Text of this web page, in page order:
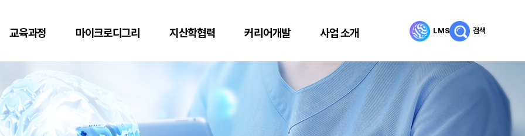
교육과정 마이크로디그리 지산학협력 커리어개발 사업 소개 LMS 검색